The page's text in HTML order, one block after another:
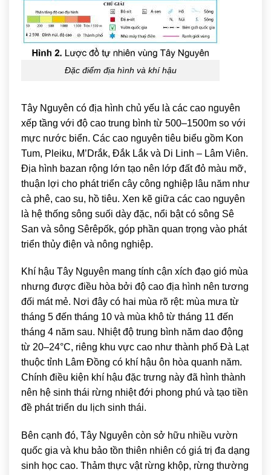
Đặc điểm địa hình và khí hậu
Tây Nguyên có địa hình chủ yếu là các cao nguyên
xếp tầng với độ cao trung bình từ 500–1500m so với
mực nước biển. Các cao nguyên tiêu biểu gồm Kon
Tum, Pleiku, M’Drắk, Đắk Lắk và Di Linh – Lâm Viên.
Địa hình bazan rộng lớn tạo nên lớp đất đỏ màu mỡ,
thuận lợi cho phát triển cây công nghiệp lâu năm như
cà phê, cao su, hồ tiêu. Xen kẽ giữa các cao nguyên
là hệ thống sông suối dày đặc, nổi bật có sông Sê
San và sông Sêrêpốk, góp phần quan trọng vào phát
triển thủy điện và nông nghiệp.
Khí hậu Tây Nguyên mang tính cận xích đạo gió mùa
nhưng được điều hòa bởi độ cao địa hình nên tương
đối mát mẻ. Nơi đây có hai mùa rõ rệt: mùa mưa từ
tháng 5 đến tháng 10 và mùa khô từ tháng 11 đến
tháng 4 năm sau. Nhiệt độ trung bình năm dao động
từ 20–24°C, riêng khu vực cao như thành phố Đà Lạt
thuộc tỉnh Lâm Đồng có khí hậu ôn hòa quanh năm.
Chính điều kiện khí hậu đặc trưng này đã hình thành
nên hệ sinh thái rừng nhiệt đới phong phú và tạo tiền
đề phát triển du lịch sinh thái.
Bên cạnh đó, Tây Nguyên còn sở hữu nhiều vườn
quốc gia và khu bảo tồn thiên nhiên có giá trị đa dạng
sinh học cao. Thảm thực vật rừng khộp, rừng thường